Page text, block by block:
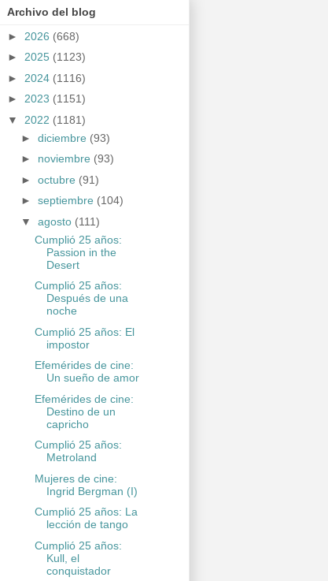
Archivo del blog
► 2026 (668)
► 2025 (1123)
► 2024 (1116)
► 2023 (1151)
▼ 2022 (1181)
► diciembre (93)
► noviembre (93)
► octubre (91)
► septiembre (104)
▼ agosto (111)
Cumplió 25 años:
Passion in the
Desert
Cumplió 25 años:
Después de una
noche
Cumplió 25 años: El
impostor
Efemérides de cine:
Un sueño de amor
Efemérides de cine:
Destino de un
capricho
Cumplió 25 años:
Metroland
Mujeres de cine:
Ingrid Bergman (I)
Cumplió 25 años: La
lección de tango
Cumplió 25 años:
Kull, el
conquistador